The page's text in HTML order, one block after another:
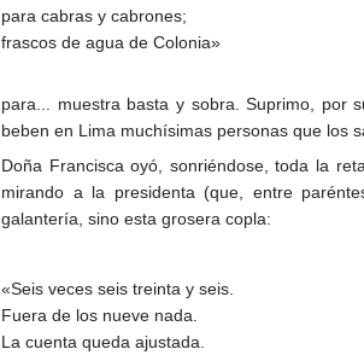
para cabras y cabrones;
frascos de agua de Colonia»
para... muestra basta y sobra. Suprimo, por
beben en Lima muchísimas personas que los
Doña Francisca oyó, sonriéndose, toda la
mirando a la presidenta (que, entre
galantería, sino esta grosera copla:
«Seis veces seis treinta y seis.
Fuera de los nueve nada.
La cuenta queda ajustada.